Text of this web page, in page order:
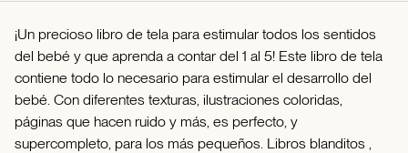
¡Un precioso libro de tela para estimular todos los sentidos
del bebé y que aprenda a contar del 1 al 5! Este libro de tela
contiene todo lo necesario para estimular el desarrollo del
bebé. Con diferentes texturas, ilustraciones coloridas,
páginas que hacen ruido y más, es perfecto, y
supercompleto, para los más pequeños. Libros blanditos ,